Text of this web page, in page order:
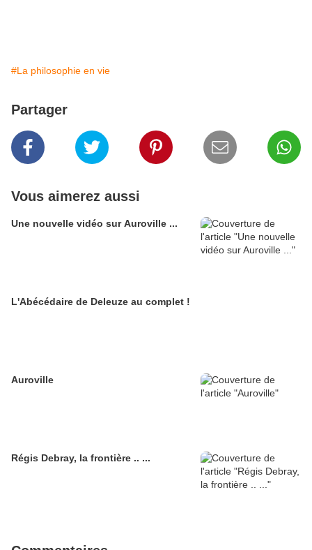
#La philosophie en vie
Partager
Vous aimerez aussi
Une nouvelle vidéo sur Auroville ...
L'Abécédaire de Deleuze au complet !
Auroville
Régis Debray, la frontière .. ...